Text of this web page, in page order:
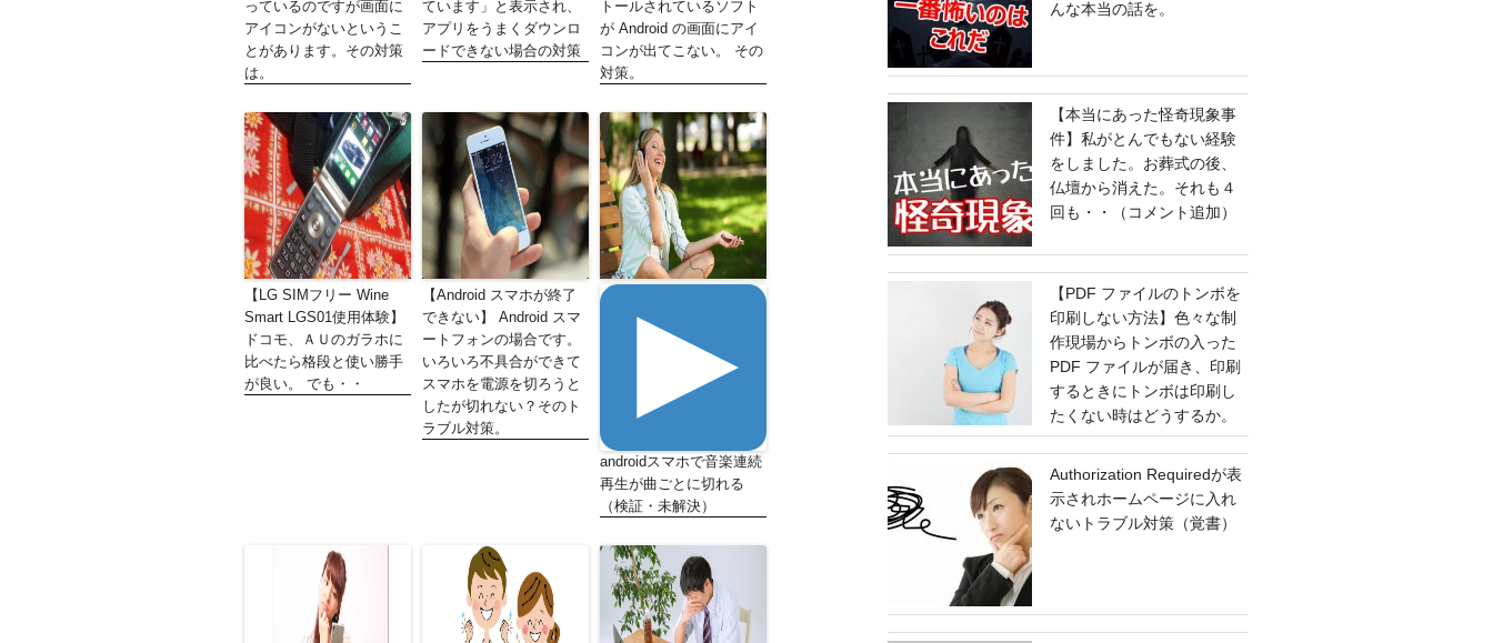
っているのですが画面に
アイコンがないというこ
とがあります。その対策
は。
ています」と表示され、
アプリをうまくダウンロ
ードできない場合の対策
トールされているソフト
が Android の画面にアイ
コンが出てこない。 その
対策。
【LG SIMフリー Wine
Smart LGS01使用体験】
ドコモ、ＡＵのガラホに
比べたら格段と使い勝手
が良い。 でも・・
【Android スマホが終了
できない】 Android スマ
ートフォンの場合です。
いろいろ不具合ができて
スマホを電源を切ろうと
したが切れない？そのト
ラブル対策。
androidスマホで音楽連続
再生が曲ごとに切れる
（検証・未解決）
んな本当の話を。
【本当にあった怪奇現象事
件】私がとんでもない経験
をしました。お葬式の後、
仏壇から消えた。それも４
回も・・（コメント追加）
【PDF ファイルのトンボを
印刷しない方法】色々な制
作現場からトンボの入った
PDF ファイルが届き、印刷
するときにトンボは印刷し
たくない時はどうするか。
Authorization Requiredが表
示されホームページに入れ
ないトラブル対策（覚書）